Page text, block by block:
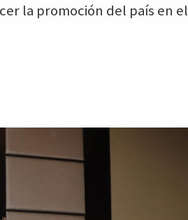
la promoción del país en el